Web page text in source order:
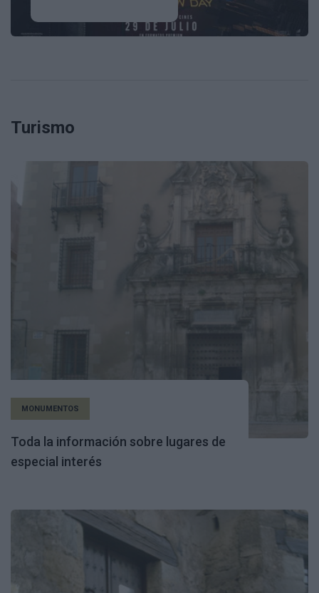
Turismo
MONUMENTOS
Toda la información sobre lugares de
especial interés